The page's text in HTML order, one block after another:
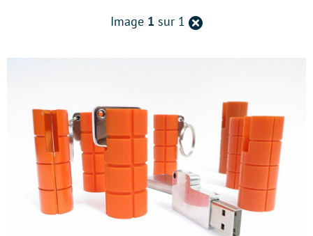
Image 1 sur 1 Retour